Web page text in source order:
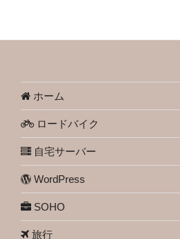
ホーム
ロードバイク
自宅サーバー
WordPress
SOHO
旅行